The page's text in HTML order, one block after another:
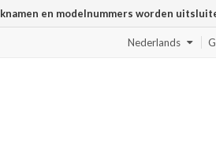
en modelnummers worden
Nederlands